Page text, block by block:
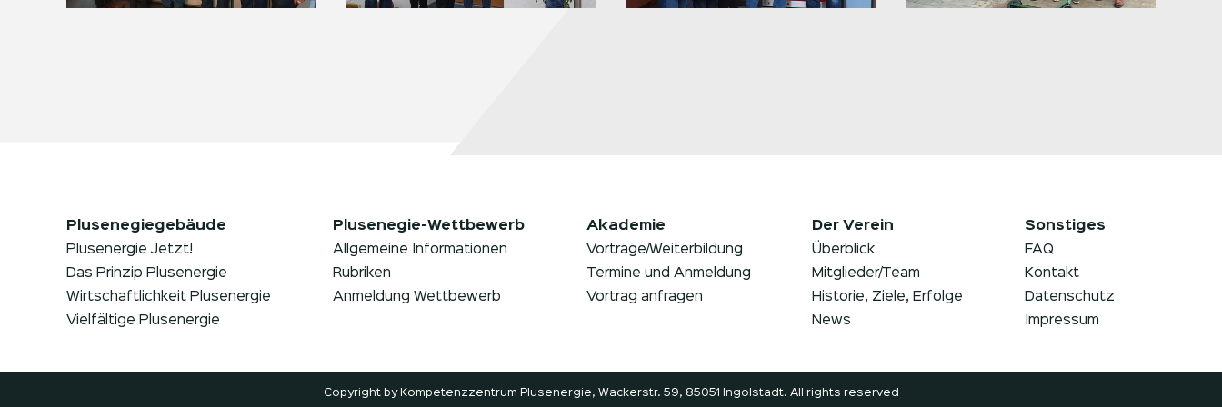
Plusenegiegebäude
Plusenergie Jetzt!
Das Prinzip Plusenergie
Wirtschaftlichkeit Plusenergie
Vielfältige Plusenergie
Plusenegie-Wettbewerb
Allgemeine Informationen
Rubriken
Anmeldung Wettbewerb
Akademie
Vorträge/Weiterbildung
Termine und Anmeldung
Vortrag anfragen
Der Verein
Überblick
Mitglieder/Team
Historie, Ziele, Erfolge
News
Sonstiges
FAQ
Kontakt
Datenschutz
Impressum
Copyright by Kompetenzzentrum Plusenergie, Wackerstr. 59, 85051 Ingolstadt. All rights reserved